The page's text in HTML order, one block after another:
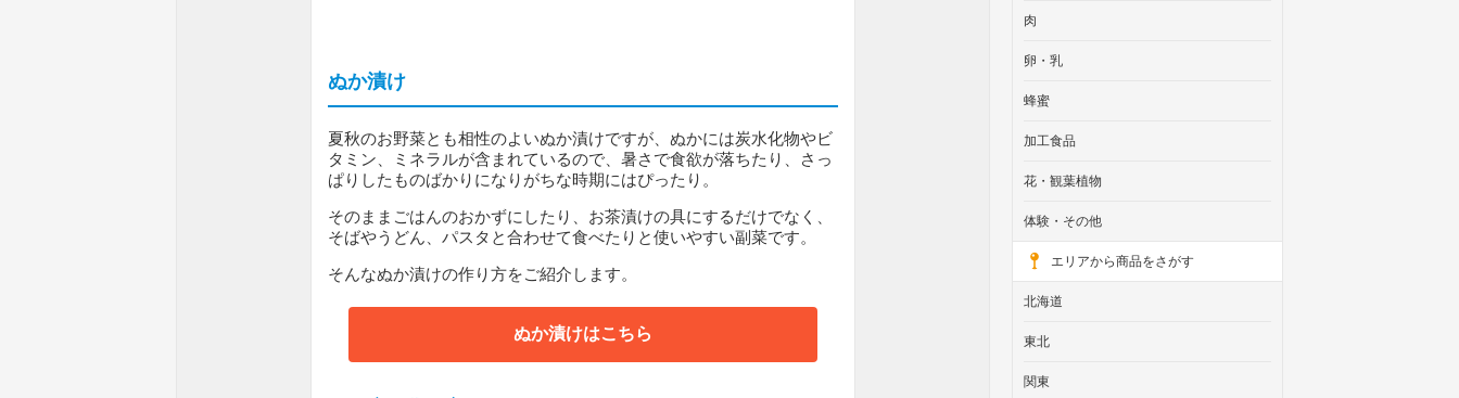
ぬか漬け
夏秋のお野菜とも相性のよいぬか漬けですが、ぬかには炭水化物やビ
タミン、ミネラルが含まれているので、暑さで食欲が落ちたり、さっ
ぱりしたものばかりになりがちな時期にはぴったり。
そのままごはんのおかずにしたり、お茶漬けの具にするだけでなく、
そばやうどん、パスタと合わせて食べたりと使いやすい副菜です。
そんなぬか漬けの作り方をご紹介します。
ぬか漬けはこちら
肉
卵・乳
蜂蜜
加工食品
花・観葉植物
体験・その他
エリアから商品をさがす
北海道
東北
関東